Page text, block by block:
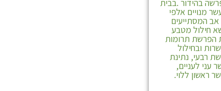
בהידור .בבית
מנויים אלפי
אב המסתייעים
חילול מטבע
הפרשת תרומות
ובחילול
רבעי, נתינת
עני לעניים,
ראשון ללוי.